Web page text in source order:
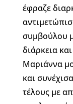
έφραζε
συμβούλου
διάρκεια
Μαριάννα
και
τέλους με